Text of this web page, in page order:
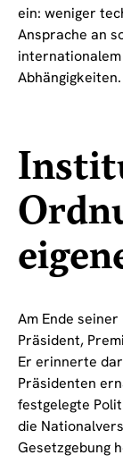
ein: weniger
Ansprache an
Abhängigkeiten.
Am Ende
Präsident,
Er erinnerte
Präsidenten
festgelegte
die
Gesetzgebung